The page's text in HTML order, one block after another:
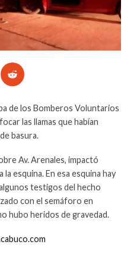
de los Bomberos Voluntarios
las llamas que habían
basura.
Av. Arenales, impactó
esquina. En esa esquina hay
testigos del hecho
con el semáforo en
hubo heridos de gravedad.